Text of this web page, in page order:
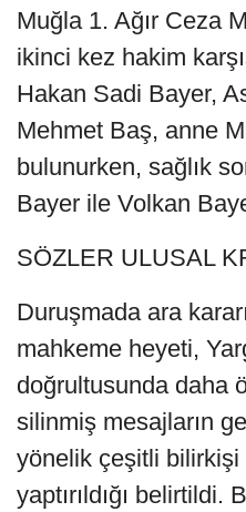
Muğla 1. Ağır Ceza
ikinci kez hakim
Hakan Sadi Bayer,
Mehmet Baş, anne
bulunurken, sağlık
Bayer ile Volkan
SÖZLER ULUSAL
Duruşmada ara
mahkeme heyeti,
doğrultusunda daha
silinmiş mesajların
yönelik çeşitli
yaptırıldığı